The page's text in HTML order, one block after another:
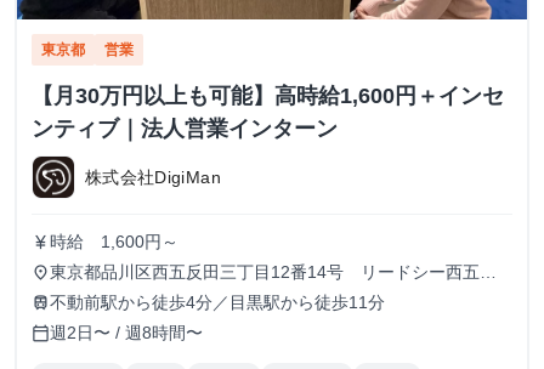
東京都 営業
【月30万円以上も可能】高時給1,600円＋インセ
ンティブ｜法人営業インターン
株式会社DigiMan
currency_yen 時給 1,600円～
place東京都品川区西五反田三丁目12番14号 リードシー西五反
田ビル7-8階（受付8階）
train不動前駅から徒歩4分／目黒駅から徒歩11分
calendar_today週2日〜 / 週8時間〜